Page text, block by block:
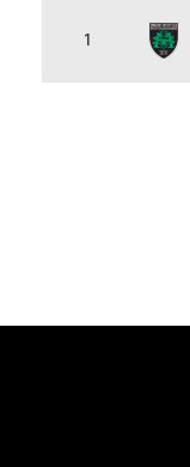
1